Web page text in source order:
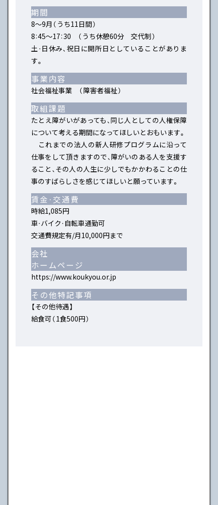
期間
8～9月（うち11日間）
8：45～17：30 （うち休憩60分 交代制）
土・日休み、祝日に開所日としていることがありま
す。
事業内容
社会福祉事業 （障害者福祉）
取組課題
たとえ障がいがあっても、同じ人としての人権保障
について考える期間になってほしいとおもいます。
これまでの法人の新人研修プログラムに沿って
仕事をして頂きますので、障がいのある人を支援す
ること、その人の人生に少しでもかかわることの仕
事のすばらしさを感じてほしいと願っています。
賃金・交通費
時給1,085円
車・バイク・自転車通勤可
交通費規定有/月10,000円まで
会社
ホームページ
https://www.koukyou.or.jp
その他特記事項
【その他待遇】
給食可（1食500円）